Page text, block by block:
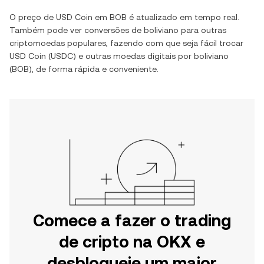
O preço de USD Coin em BOB é atualizado em tempo real.
Também pode ver conversões de boliviano para outras
criptomoedas populares, fazendo com que seja fácil trocar
USD Coin (USDC) e outras moedas digitais por boliviano
(BOB), de forma rápida e conveniente.
Comece a fazer o trading
de cripto na OKX e